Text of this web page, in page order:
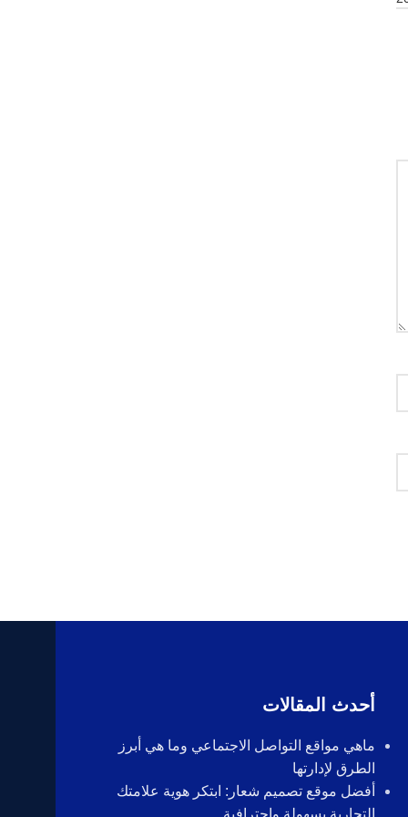
أحدث المقالات
ماهي مواقع التواصل الاجتماعي وما هي أبرز
الطرق لإدارتها
أفضل موقع تصميم شعار: ابتكر هوية علامتك